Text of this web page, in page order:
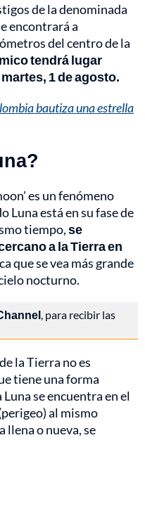
de la denominada
encontrará a
del centro de la
tendrá lugar
1 de agosto.
bautiza una estrella
es un fenómeno
Luna está en su fase de
tiempo,se
a la Tierra en
que se vea más grande
nocturno.
, para recibir las
la Tierra no es
tiene una forma
se encuentra en el
al mismo
llena o nueva, se